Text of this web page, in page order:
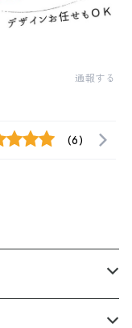
通報する
(6)